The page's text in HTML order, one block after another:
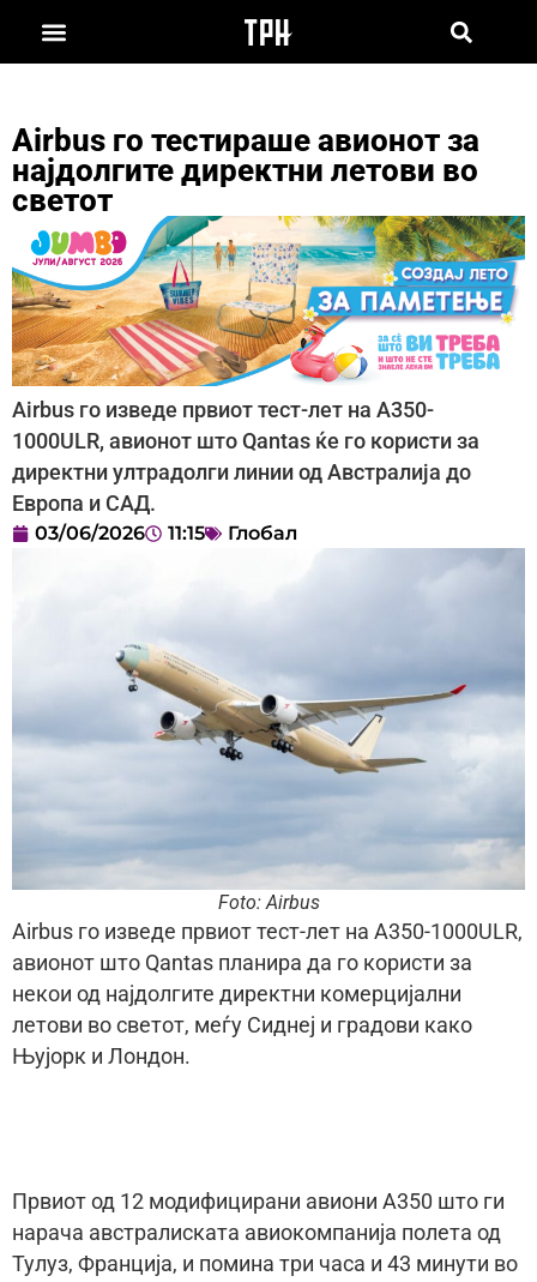
Airbus го тестираше авионот за
најдолгите директни летови во
светот
Airbus го изведе првиот тест-лет на A350-
1000ULR, авионот што Qantas ќе го користи за
директни ултрадолги линии од Австралија до
Европа и САД.
03/06/2026 11:15 Глобал
Foto: Airbus
Airbus го изведе првиот тест-лет на A350-1000ULR,
авионот што Qantas планира да го користи за
некои од најдолгите директни комерцијални
летови во светот, меѓу Сиднеј и градови како
Њујорк и Лондон.
Првиот од 12 модифицирани авиони A350 што ги
нарача австралиската авиокомпанија полета од
Тулуз, Франција, и помина три часа и 43 минути во